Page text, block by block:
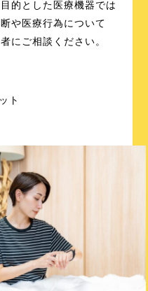
的とした医療機器では
や医療行為について
にご相談ください。
ト